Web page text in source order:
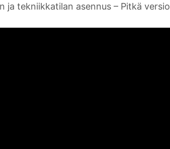
ja tekniikkatilan asennus – Pitkä versio